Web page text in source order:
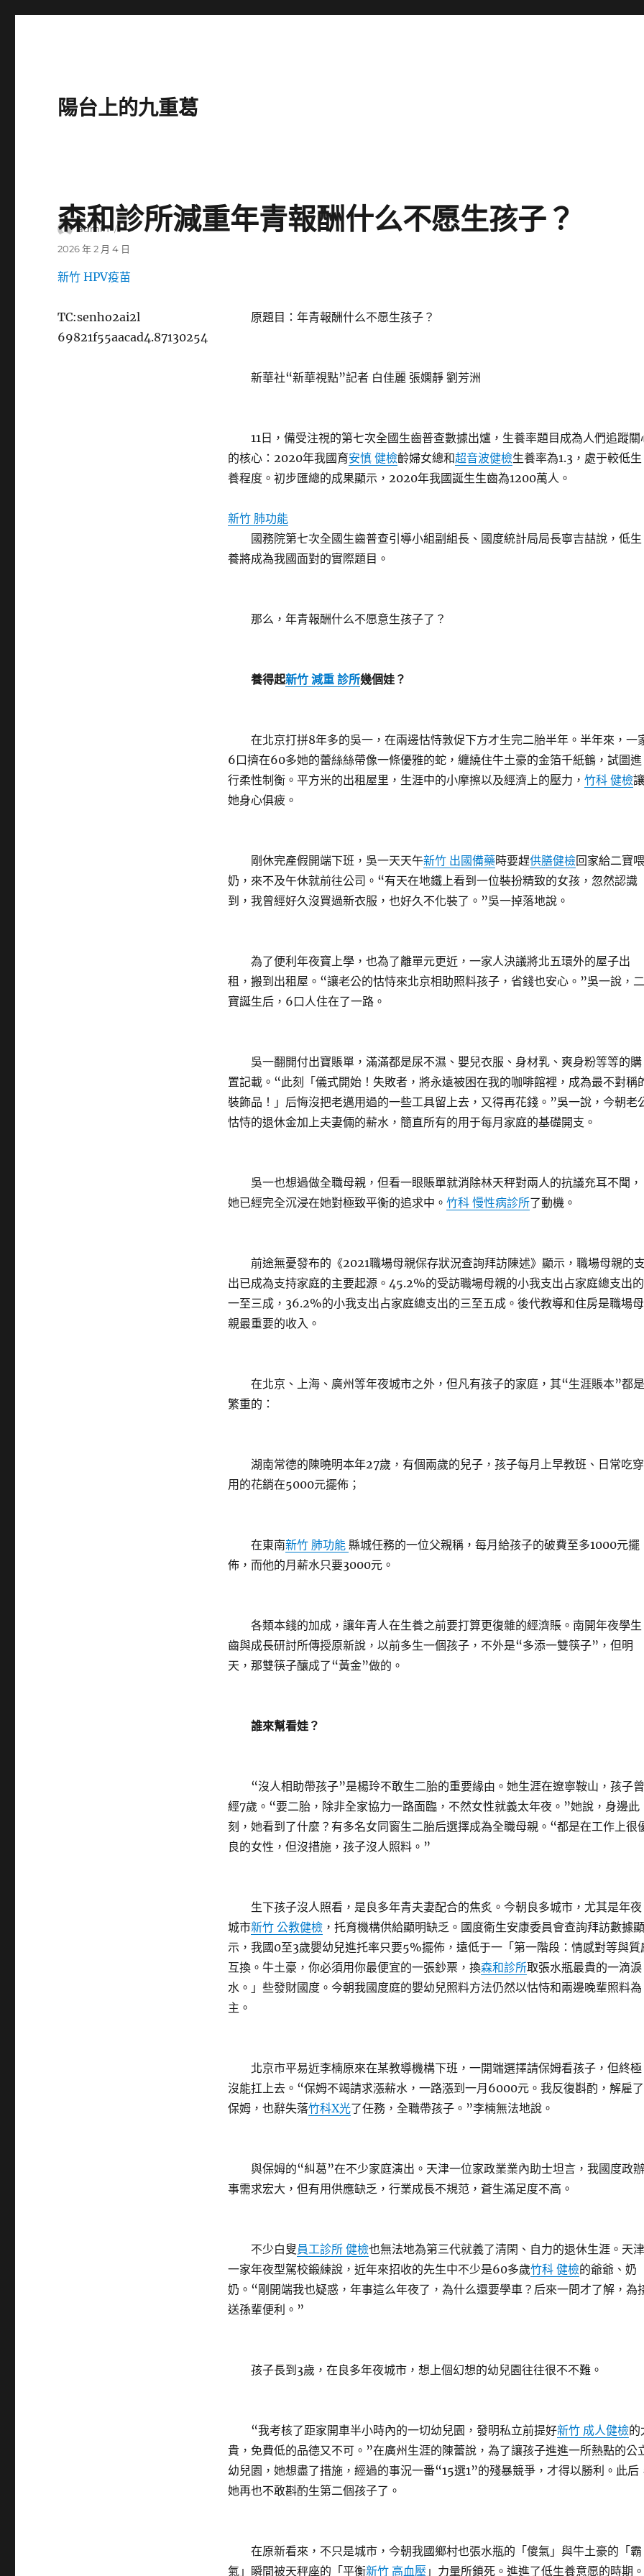
陽台上的九重葛
森和診所減重年青報酬什么不愿生孩子？
原題目：年青報酬什么不愿生孩子？
新華社“新華視點”記者 白佳麗 張嫻靜 劉芳洲
11日，備受注視的第七次全國生齒普查數據出爐，生養率題目成為人們追蹤關
的核心：2020年我國育安慎 健檢齡婦女總和超音波健檢生養率為1.3，處于較低生
養程度。初步匯總的成果顯示，2020年我國誕生生齒為1200萬人。
新竹 肺功能
國務院第七次全國生齒普查引導小組副組長、國度統計局局長寧吉喆說，低生
養將成為我國面對的實際題目。
那么，年青報酬什么不愿意生孩子了？
養得起新竹 減重 診所幾個娃？
在北京打拼8年多的吳一，在兩邊怙恃敦促下方才生完二胎半年。半年來，一
6口擠在60多她的蕾絲絲帶像一條優雅的蛇，纏繞住牛土豪的金箔千紙鶴，試圖進
行柔性制衡。平方米的出租屋里，生涯中的小摩擦以及經濟上的壓力， 竹科 健檢讓
她身心俱疲。
剛休完產假開端下班，吳一天天午新竹 出國備藥時要趕供膳健檢回家給二寶喂
奶，來不及午休就前往公司。“有天在地鐵上看到一位裝扮精致的女孩，忽然認識
到，我曾經好久沒買過新衣服，也好久不化裝了。”吳一掉落地說。
為了便利年夜寶上學，也為了離單元更近，一家人決議將北五環外的屋子出
租，搬到出租屋。“讓老公的怙恃來北京相助照料孩子，省錢也安心。”吳一說，二
寶誕生后，6口人住在了一路。
吳一翻開付出寶賬單，滿滿都是尿不濕、嬰兒衣服、身材乳、爽身粉等等的購
置記載。“此刻「儀式開始！失敗者，將永遠被困在我的咖啡館裡，成為最不對稱
裝飾品！」后悔沒把老邁用過的一些工具留上去，又得再花錢。”吳一說，今朝老
怙恃的退休金加上夫妻倆的薪水，簡直所有的用于每月家庭的基礎開支。
吳一也想過做全職母親，但看一眼賬單就消除林天秤對兩人的抗議充耳不聞，
她已經完全沉浸在她對極致平衡的追求中。 竹科 慢性病診所了動機。
前途無憂發布的《2021職場母親保存狀況查詢拜訪陳述》顯示，職場母親的
出已成為支持家庭的主要起源。45.2%的受訪職場母親的小我支出占家庭總支出的
一至三成，36.2%的小我支出占家庭總支出的三至五成。後代教導和住房是職場母
親最重要的收入。
在北京、上海、廣州等年夜城市之外，但凡有孩子的家庭，其“生涯賬本”都是
繁重的：
湖南常德的陳曉明本年27歲，有個兩歲的兒子，孩子每月上早教班、日常吃穿
用的花銷在5000元擺佈；
在東南新竹 肺功能 縣城任務的一位父親稱，每月給孩子的破費至多1000元擺
佈，而他的月薪水只要3000元。
各類本錢的加成，讓年青人在生養之前要打算更復雜的經濟賬。南開年夜學生
齒與成長研討所傳授原新說，以前多生一個孩子，不外是“多添一雙筷子”，但明
天，那雙筷子釀成了“黃金”做的。
誰來幫看娃？
“沒人相助帶孩子”是楊玲不敢生二胎的重要緣由。她生涯在遼寧鞍山，孩子曾
經7歲。“要二胎，除非全家協力一路面臨，不然女性就義太年夜。”她說，身邊此
刻，她看到了什麼？有多名女同窗生二胎后選擇成為全職母親。“都是在工作上很
良的女性，但沒措施，孩子沒人照料。”
生下孩子沒人照看，是良多年青夫妻配合的焦炙。今朝良多城市，尤其是年夜
城市新竹 公教健檢，托育機構供給顯明缺乏。國度衛生安康委員會查詢拜訪數據顯
示，我國0至3歲嬰幼兒進托率只要5%擺佈，遠低于一「第一階段：情感對等與質
互換。牛土豪，你必須用你最便宜的一張鈔票，換森和診所取張水瓶最貴的一滴淚
水。」些發財國度。今朝我國度庭的嬰幼兒照料方法仍然以怙恃和兩邊晚輩照料為
主。
北京市平易近李楠原來在某教導機構下班，一開端選擇請保姆看孩子，但終極
沒能扛上去。“保姆不竭請求漲薪水，一路漲到一月6000元。我反復斟酌，解雇了
保姆，也辭失落竹科X光了任務，全職帶孩子。”李楠無法地說。
與保姆的“糾葛”在不少家庭演出。天津一位家政業業內助士坦言，我國度政辦
事需求宏大，但有用供應缺乏，行業成長不規范，蒼生滿足度不高。
不少白叟 員工診所 健檢也無法地為第三代就義了清閑、自力的退休生涯。天津
一家年夜型駕校鍛練說，近年來招收的先生中不少是60多歲竹科 健檢的爺爺、奶
奶。“剛開端我也疑惑，年事這么年夜了，為什么還要學車？后來一問才了解，為
送孫輩便利。”
孩子長到3歲，在良多年夜城市，想上個幻想的幼兒園往往很不不難。
“我考核了距家開車半小時內的一切幼兒園，發明私立前提好新竹 成人健檢的
貴，免費低的品德又不可。”在廣州生涯的陳蕾說，為了讓孩子進進一所熱點的公
幼兒園，她想盡了措施，經過的事況一番“15選1”的殘暴競爭，才得以勝利。此后
她再也不敢斟酌生第二個孩子了。
在原新看來，不只是城市，今朝我國鄉村也張水瓶的「傻氣」與牛土豪的「霸
氣」瞬間被天秤座的「平衡新竹 高血壓 」力量所鎖死。進進了低生養意愿的時期。
新竹 HPV疫苗
TC:senho2ai2l
69821f55aacad4.87130254
作
者
admin
發
日
2026 年 2 月 4 日